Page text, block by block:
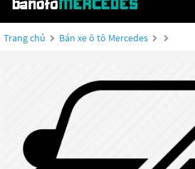
Trang chủ Bán xe ô tô Mercedes